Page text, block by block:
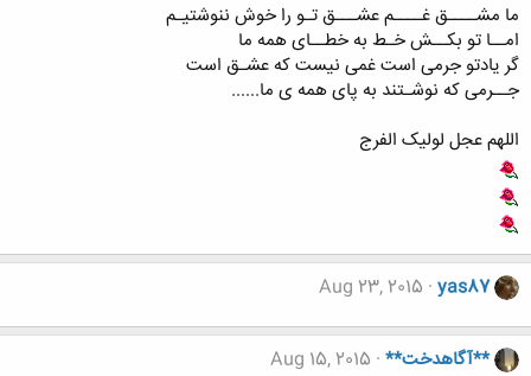
ما مشــــق غــــم عشـــق تـو را خوش ننوشتیـم
امــا تو بکــش خـط به خطــای همه ما
گر یادتو جرمی است غمی نیست که عشـق است
جــرمی که نوشـتند به پای همه ی ما......
اللهم عجل لولیک الفرج
yas87
Aug 23, 2015
**آگاهدخت** Aug 15, 2015